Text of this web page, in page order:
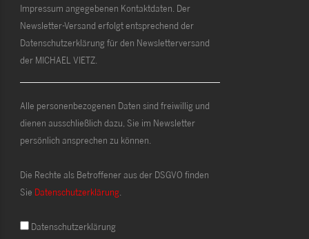
Impressum angegebenen Kontaktdaten. Der
Newsletter-Versand erfolgt entsprechend der
Datenschutzerklärung für den Newsletterversand
der MICHAEL VIETZ.
Alle personenbezogenen Daten sind freiwillig und
dienen ausschließlich dazu, Sie im Newsletter
persönlich ansprechen zu können.
Die Rechte als Betroffener aus der DSGVO finden
Sie Datenschutzerklärung.
Datenschutzerklärung